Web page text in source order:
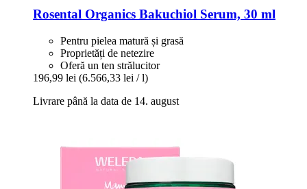
Rosental Organics Bakuchiol Serum, 30 ml
Pentru pielea matură și grasă
Proprietăți de netezire
Oferă un ten strălucitor
196,99 lei (6.566,33 lei / l)
Livrare până la data de 14. august